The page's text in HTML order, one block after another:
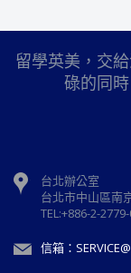
留學英美，交
碌的同
台北辦公室
台北市中山區南
TEL:+886-2-
信箱：